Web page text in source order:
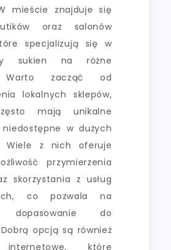
mieście znajduje się
oraz salonów
specjalizują się w
sukien na różne
Warto zacząć od
lokalnych sklepów,
mają unikalne
niedostępne w dużych
Wiele z nich oferuje
przymierzenia
skorzystania z usług
co pozwala na
dopasowanie do
opcją są również
które